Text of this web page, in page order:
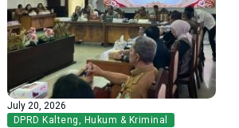
July 20, 2026
DPRD Kalteng, Hukum & Kriminal